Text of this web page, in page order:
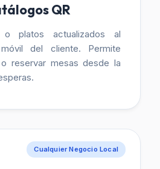
QR
o platos actualizados al
del cliente. Permite
reservar mesas desde la
Cualquier Negocio Local